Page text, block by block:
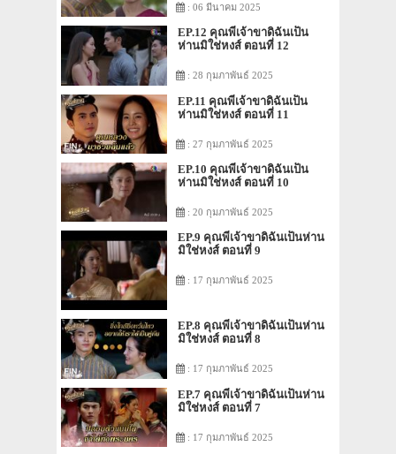
: 06 มีนาคม 2025
EP.12 คุณพี่เจ้าขาดิฉันเป็น
ห่านมิใช่หงส์ ตอนที่ 12
: 28 กุมภาพันธ์ 2025
EP.11 คุณพี่เจ้าขาดิฉันเป็น
ห่านมิใช่หงส์ ตอนที่ 11
: 27 กุมภาพันธ์ 2025
EP.10 คุณพี่เจ้าขาดิฉันเป็น
ห่านมิใช่หงส์ ตอนที่ 10
: 20 กุมภาพันธ์ 2025
EP.9 คุณพี่เจ้าขาดิฉันเป็นห่าน
มิใช่หงส์ ตอนที่ 9
: 17 กุมภาพันธ์ 2025
EP.8 คุณพี่เจ้าขาดิฉันเป็นห่าน
มิใช่หงส์ ตอนที่ 8
: 17 กุมภาพันธ์ 2025
EP.7 คุณพี่เจ้าขาดิฉันเป็นห่าน
มิใช่หงส์ ตอนที่ 7
: 17 กุมภาพันธ์ 2025